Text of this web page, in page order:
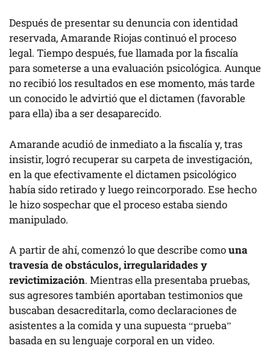
Después de presentar su denuncia con identidad
reservada, Amarande Riojas continuó el proceso
legal. Tiempo después, fue llamada por la fiscalía
para someterse a una evaluación psicológica. Aunque
no recibió los resultados en ese momento, más tarde
un conocido le advirtió que el dictamen (favorable
para ella) iba a ser desaparecido.
Amarande acudió de inmediato a la fiscalía y, tras
insistir, logró recuperar su carpeta de investigación,
en la que efectivamente el dictamen psicológico
había sido retirado y luego reincorporado. Ese hecho
le hizo sospechar que el proceso estaba siendo
manipulado.
A partir de ahí, comenzó lo que describe comouna
travesía de obstáculos, irregularidades y
revictimización. Mientras ella presentaba pruebas,
sus agresores también aportaban testimonios que
buscaban desacreditarla, como declaraciones de
asistentes a la comida y una supuesta “prueba”
basada en su lenguaje corporal en un video.